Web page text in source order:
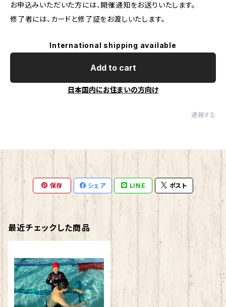
お申込みいただいた方には、開催通知をお送りいたします。
修了者には、カードと修了証をお渡しいたします。
International shipping available
Add to cart
日本国内にお住まいの方向け
通報する
保存 シェア LINE ポスト
最近チェックした商品